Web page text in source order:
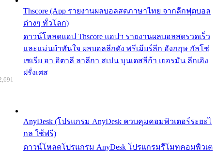
Thscore (App รายงานผลบอลสดภาษาไทย จากลีกฟุตบอล
ต่างๆ ทั่วโลก)
ดาวน์โหลดแอป Thscore แอปฯ รายงานผลบอลสดรวดเร็ว
และแม่นยำทันใจ ผลบอลลีกดัง พรีเมียร์ลีก อังกฤษ กัลโช่
เซเรีย อา อิตาลี ลาลีกา สเปน บุนเดสลีก้า เยอรมัน ลีกเอิง
ฝรั่งเศส
AnyDesk (โปรแกรม AnyDesk ควบคุมคอมพิวเตอร์ระยะไ
กล ใช้ฟรี)
ดาวน์โหลดโปรแกรม AnyDesk โปรแกรมรีโมทคอมพิวเต